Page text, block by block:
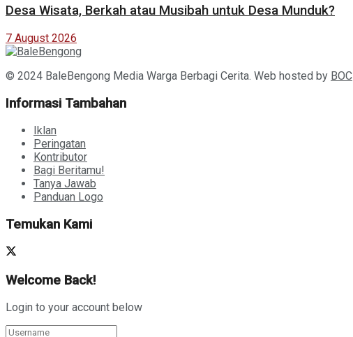
Desa Wisata, Berkah atau Musibah untuk Desa Munduk?
7 August 2026
© 2024 BaleBengong Media Warga Berbagi Cerita. Web hosted by BOC
Informasi Tambahan
Iklan
Peringatan
Kontributor
Bagi Beritamu!
Tanya Jawab
Panduan Logo
Temukan Kami
Welcome Back!
Login to your account below